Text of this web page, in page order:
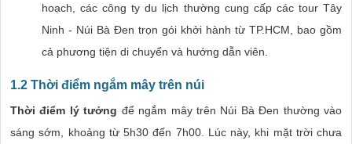
hoạch, các công ty du lịch thường cung cấp các tour Tây
Ninh - Núi Bà Đen trọn gói khởi hành từ TP.HCM, bao gồm
cả phương tiện di chuyển và hướng dẫn viên.
1.2 Thời điểm ngắm mây trên núi
Thời điểm lý tưởng để ngắm mây trên Núi Bà Đen thường vào
sáng sớm, khoảng từ 5h30 đến 7h00. Lúc này, khi mặt trời chưa